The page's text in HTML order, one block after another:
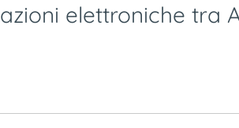
elettroniche tra